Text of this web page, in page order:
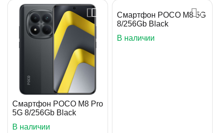
Смартфон POCO M8 Pro
5G 8/256Gb Black
В наличии
Смартфон POCO M8 5G
8/256Gb Black
В наличии